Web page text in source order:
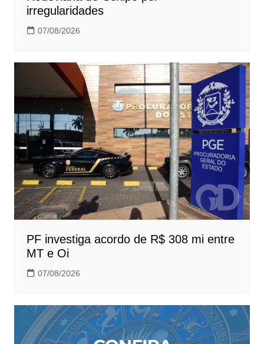
irregularidades
07/08/2026
PF investiga acordo de R$ 308 mi entre
MT e Oi
07/08/2026